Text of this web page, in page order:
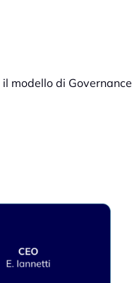
modello di Governance